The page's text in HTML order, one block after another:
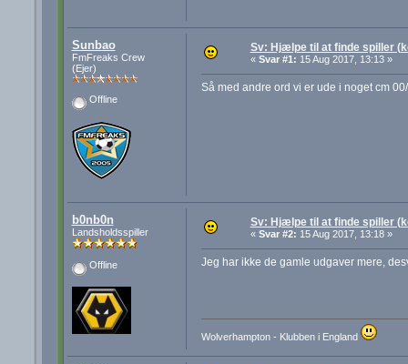
Sunbao
FmFreaks Crew
(Ejer)
Offline
Sv: Hjælpe til at finde spiller
« Svar #1: 15 Aug 2017, 13:13 »
Så med andre ord vi er ude i noget cm
b0nb0n
Landsholdsspiller
Offline
Sv: Hjælpe til at finde spiller
« Svar #2: 15 Aug 2017, 13:18 »
Jeg har ikke de gamle udgaver mere,
Wolverhampton - Klubben i England